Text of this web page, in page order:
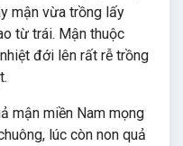
mận vừa trồng lấy
từ trái. Mận thuộc
đới lên rất rễ trồng
mận miền Nam mọng
lúc còn non quả